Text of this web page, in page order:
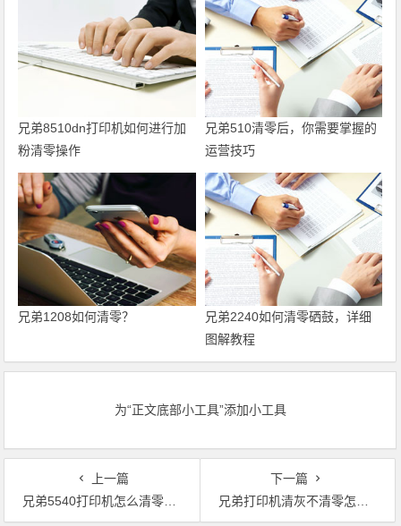
兄弟8510dn打印机如何进行加
粉清零操作
兄弟510清零后，你需要掌握的
运营技巧
兄弟1208如何清零？
兄弟2240如何清零硒鼓，详细
图解教程
为“正文底部小工具”添加小工具
上一篇
兄弟5540打印机怎么清零鼓粉量？
下一篇
兄弟打印机清灰不清零怎么办？